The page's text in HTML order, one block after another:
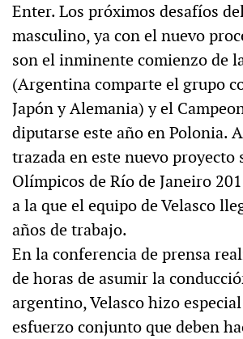
Enter. Los próximos desafíos
masculino, ya con el nuevo
son el inminente comienzo de
(Argentina comparte el grupo
Japón y Alemania) y el
diputarse este año en Polonia.
trazada en este nuevo proyecto
Olímpicos de Río de Janeiro
a la que el equipo de Velasco
años de trabajo.
En la conferencia de prensa
de horas de asumir la
argentino, Velasco hizo
esfuerzo conjunto que deben